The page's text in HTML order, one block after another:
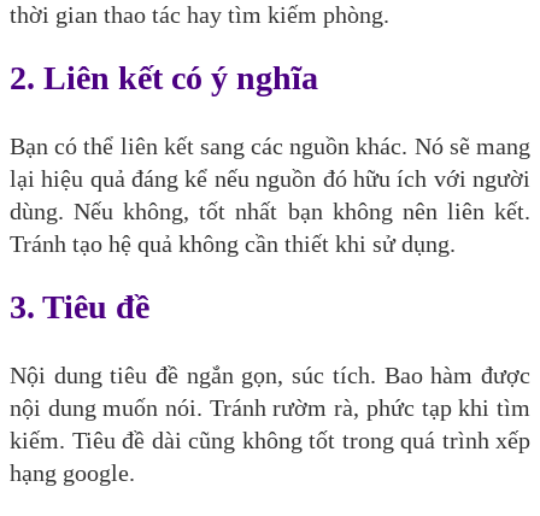
thời gian thao tác hay tìm kiếm phòng.
2. Liên kết có ý nghĩa
Bạn có thể liên kết sang các nguồn khác. Nó sẽ mang
lại hiệu quả đáng kể nếu nguồn đó hữu ích với người
dùng. Nếu không, tốt nhất bạn không nên liên kết.
Tránh tạo hệ quả không cần thiết khi sử dụng.
3. Tiêu đề
Nội dung tiêu đề ngắn gọn, súc tích. Bao hàm được
nội dung muốn nói. Tránh rườm rà, phức tạp khi tìm
kiếm. Tiêu đề dài cũng không tốt trong quá trình xếp
hạng google.